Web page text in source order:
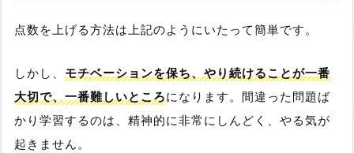
点数を上げる方法は上記のようにいたって簡単です。
しかし、 モチベーションを保ち、やり続けることが一番
大切で、一番難しいところになります。間違った問題ば
かり学習するのは、精神的に非常にしんどく、やる気が
起きません。